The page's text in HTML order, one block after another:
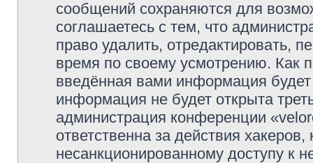
сообщений сохраняются для
соглашаетесь с тем, что
право удалить, отредактировать,
время по своему усмотрению. Как
введённая вами информация
информация не будет открыта
администрация конференции
ответственна за действия
несанкционированному доступу к